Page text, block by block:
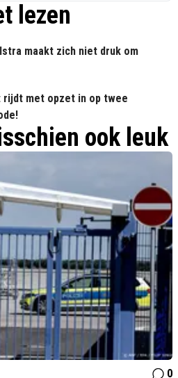
lezen
maakt zich niet druk om
met opzet in op twee
ook leuk
0